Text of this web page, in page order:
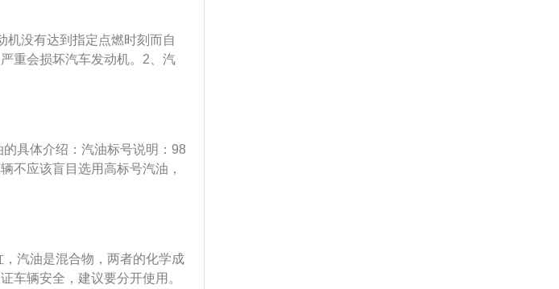
况严重的话，需要对发动机进
，否则发动机会出现爆震。爆
发动机的动力下降油耗升高，
炸裂的情况。
机没有达到指定点燃时刻而自
重会损坏汽车发动机。2、汽
爆指数（即辛烷值）不同，95
问题，但是要保证车辆安全，
火花塞的使用寿命，还会带来
具体介绍：汽油标号说明：98
不应该盲目选用高标号汽油，
车的发动机往往压缩比较小，
长期使用也有可能对发动机造
汽油是混合物，两者的化学成
车辆安全，建议要分开使用。